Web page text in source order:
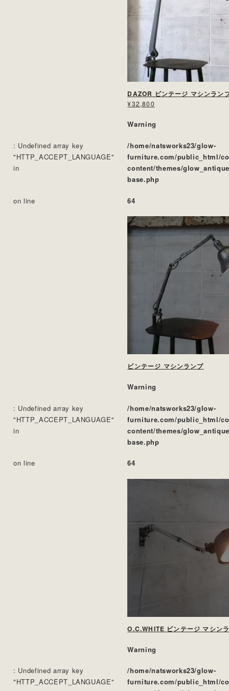
DAZOR ビンテージ マシンラン
¥32,800
Warning
: Undefined array key
"HTTP_ACCEPT_LANGUAGE"
in
/home/natsworks23/glow-
furniture.com/public_html/
content/themes/
base.php
on line 64
ビンテージ マシンランプ
Warning
: Undefined array key
"HTTP_ACCEPT_LANGUAGE"
in
/home/natsworks23/glow-
furniture.com/public_html/
content/themes/
base.php
on line 64
O.C.WHITE ビンテージ マシン
Warning
: Undefined array key
"HTTP_ACCEPT_LANGUAGE"
/home/natsworks23/glow-
furniture.com/public_html/